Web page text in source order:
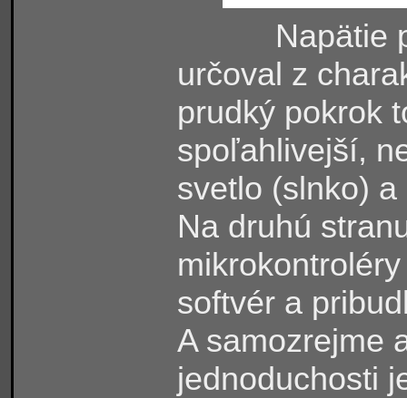
Napätie
určoval z
prudký pokrok
spoľahlivejší,
svetlo (slnko) a
Na druhú
softvér a
A samozrejme
jednoduchosti